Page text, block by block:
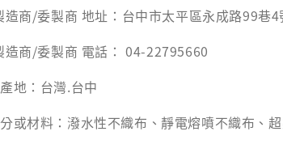
造商/委製商 地址：台中市太平區永成路99巷
造商/委製商 電話： 04-22795660
地：台灣.台中
或材料：潑水性不織布、靜電熔噴不織布、